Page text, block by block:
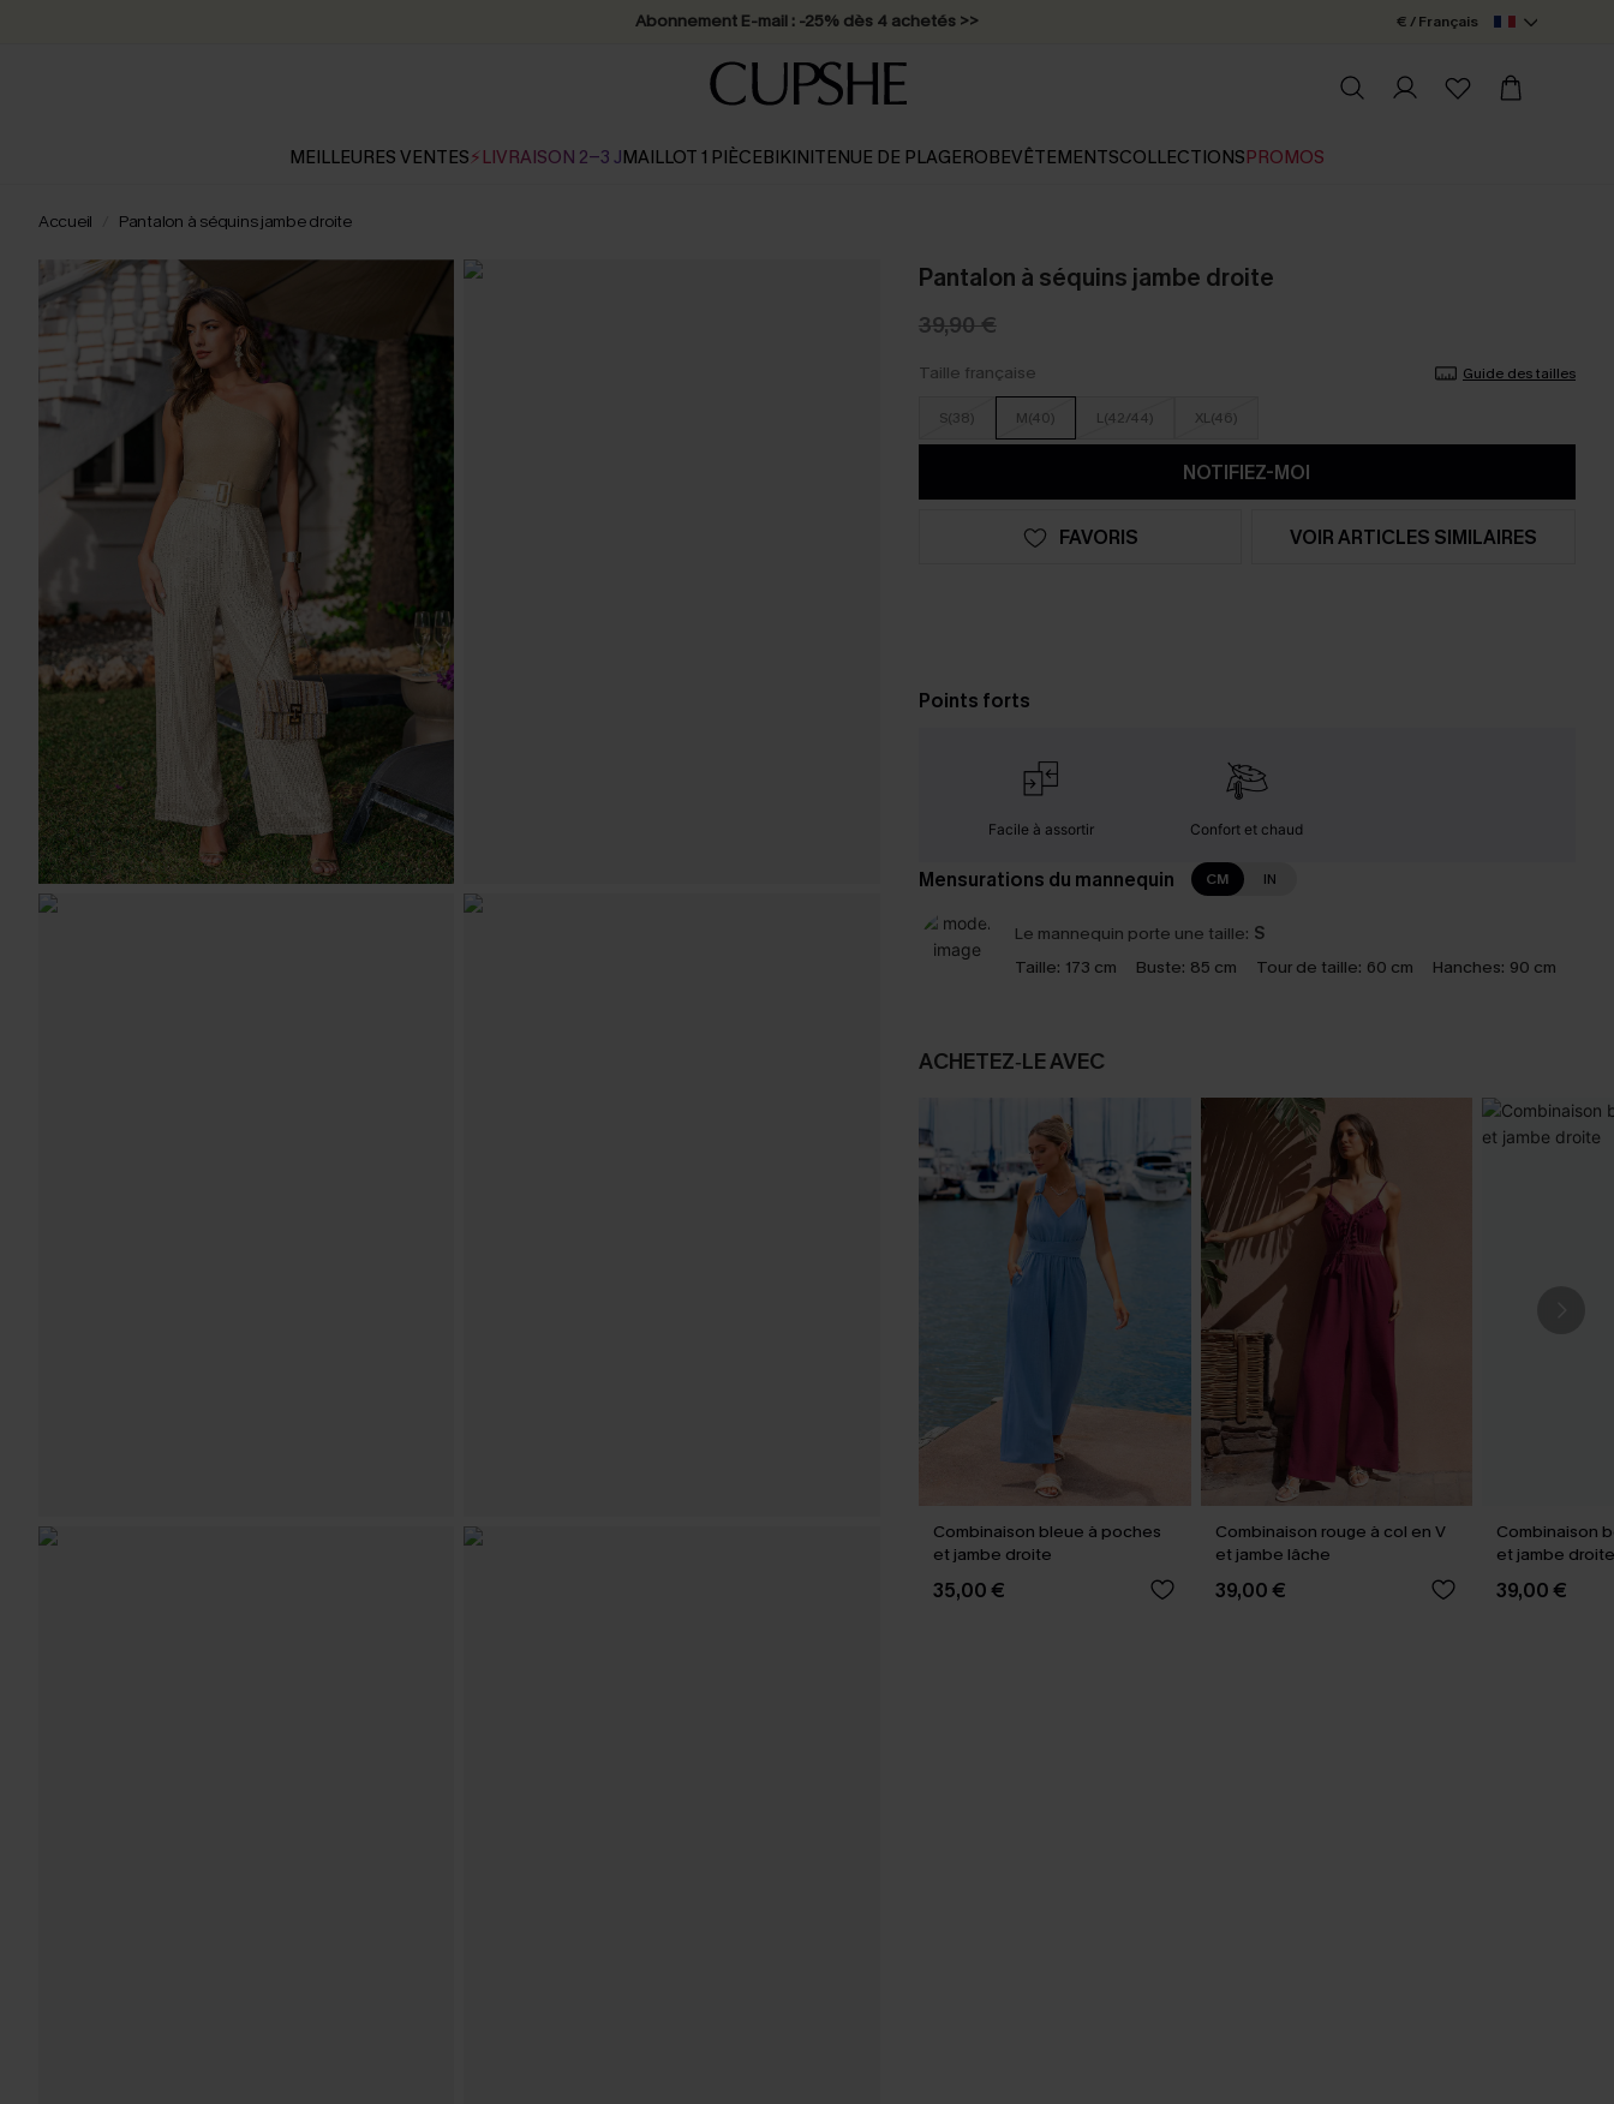
Abonnement E-mail : -25% dès 4 achetés >> € / Français
MEILLEURES VENTES⚡LIVRAISON 2-3 JMAILLOT 1 PIÈCEBIKINITENUE DE PLAGEROBEVÊTEMENTSCOLLECTIONSPROMOS
Accueil Pantalon à séquins jambe droite
Pantalon à séquins jambe droite
39,90 €
Taille française Guide des tailles
S(38) M(40) L(42/44) XL(46)
NOTIFIEZ-MOI
FAVORIS VOIR ARTICLES SIMILAIRES
Points forts
Facile à assortir Confort et chaud
Mensurations du mannequin CM IN
Le mannequin porte une taille: S
Taille: 173 cm Buste: 85 cm Tour de taille: 60 cm Hanches: 90 cm
ACHETEZ‑LE AVEC
Combinaison bleue à poches
et jambe droite
35,00 €
Combinaison rouge à col en V
et jambe lâche
39,00 €
Combinaison
et jambe
39,00 €